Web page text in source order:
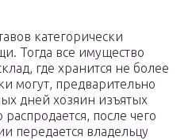
категорически
Тогда все имущество
где хранится не более
могут, предварительно
дней хозяин изъятых
после чего
передается владельцу